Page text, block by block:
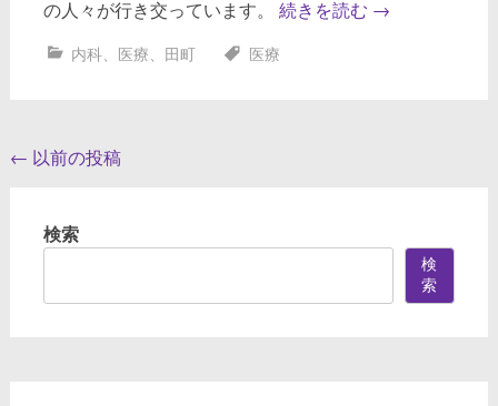
の人々が行き交っています。 続きを読む →
内科、 医療、 田町 医療
投
← 以前の投稿
検索
検
索